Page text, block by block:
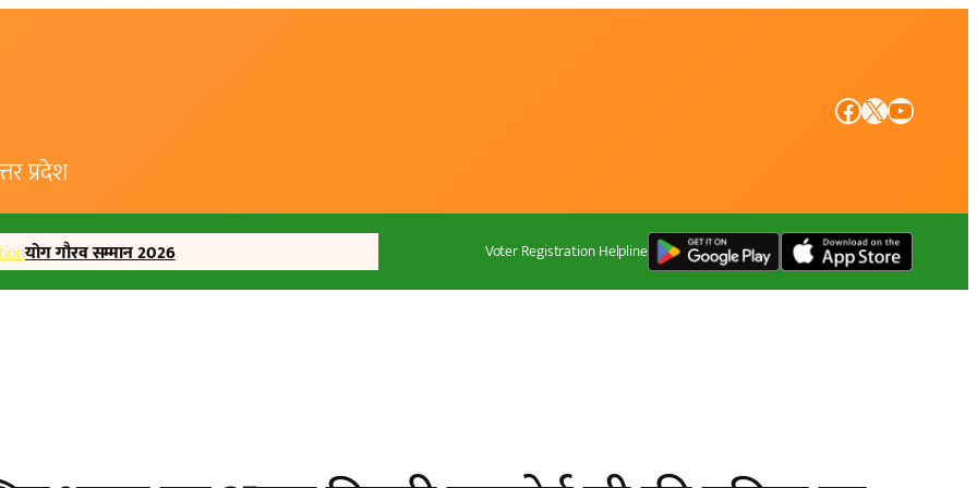
प्रदेश
Facebook X YouTube
योग गौरव सम्मान 2026 Voter Registration Helpline